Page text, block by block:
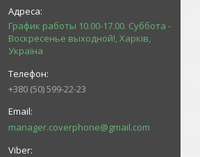
График работы 10.00-17.00. Суббота -
Воскресенье выходной!, Харків,
Україна
+380 (50) 599-22-23
manager.coverphone@gmail.com